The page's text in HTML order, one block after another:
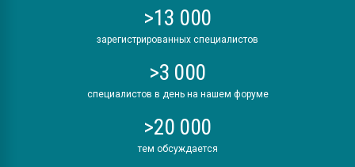
>13 000
зарегистрированных специалистов
>3 000
специалистов в день на нашем форуме
>20 000
тем обсуждается